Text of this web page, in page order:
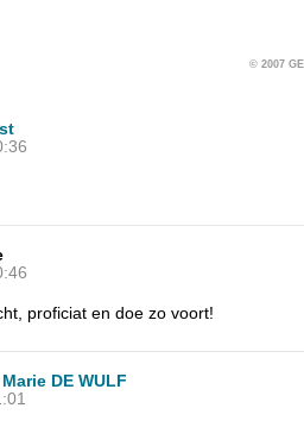
© 2007
proficiat en doe zo voort!
DE WULF